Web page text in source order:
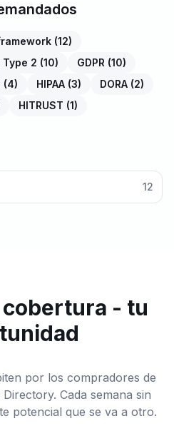
(12)
Type 2 (10) GDPR (10)
(4) HIPAA (3) DORA (2)
HITRUST (1)
12
- tu
por los compradores de
Cada semana sin
potencial que se va a otro.